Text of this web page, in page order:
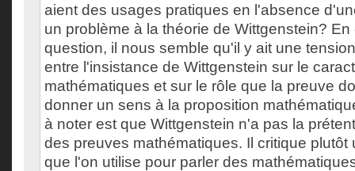
aient des usages pratiques en l'absence
un problème à la théorie de Wittgenstein?
question, il nous semble qu'il y ait une
entre l'insistance de Wittgenstein sur le
mathématiques et sur le rôle que la preuve
donner un sens à la proposition
à noter est que Wittgenstein n'a pas la
des preuves mathématiques. Il critique plutôt
que l'on utilise pour parler des